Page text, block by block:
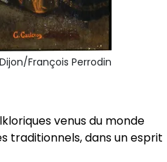
François Perrodin
venus du monde
traditionnels, dans un esprit